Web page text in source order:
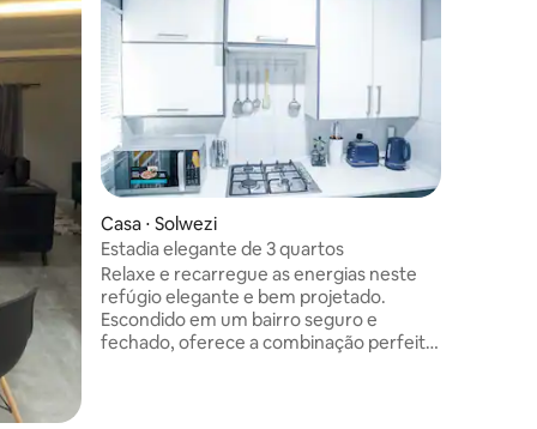
Casa ⋅ Solwezi
Estadia elegante de 3 quartos
Relaxe e recarregue as energias neste
refúgio elegante e bem projetado.
Escondido em um bairro seguro e
fechado, oferece a combinação perfeita